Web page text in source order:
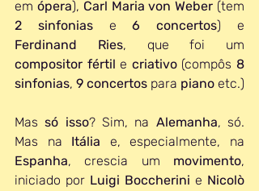
em ópera), Carl Maria von Weber
2 sinfonias e 6 concertos
Ferdinand Ries
compositor fértil e criativo (compôs 8
sinfonias, 9 concertos para piano etc.)
Mas só isso? Sim, na Alemanha, só.
Mas na Itália
Espanha, crescia um movimento,
iniciado por Luigi Boccherini e Nicolò